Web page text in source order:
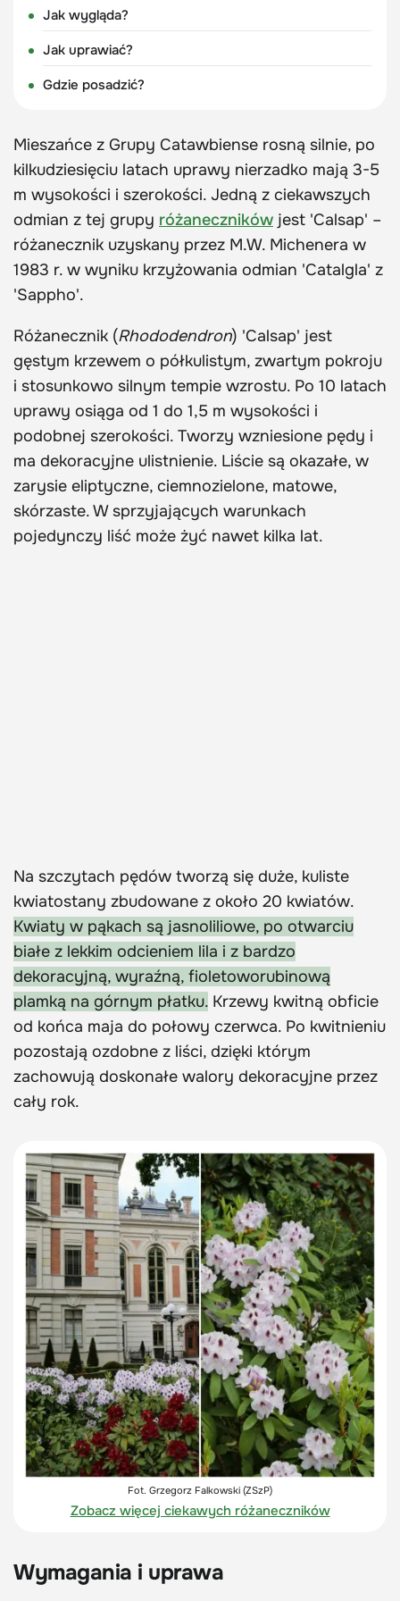
Jak wygląda?
Jak uprawiać?
Gdzie posadzić?
Mieszańce z Grupy Catawbiense rosną silnie, po
kilkudziesięciu latach uprawy nierzadko mają 3-5
m wysokości i szerokości. Jedną z ciekawszych
odmian z tej grupy różaneczników jest 'Calsap' –
różanecznik uzyskany przez M.W. Michenera w
1983 r. w wyniku krzyżowania odmian 'Catalgla' z
'Sappho'.
Różanecznik (Rhododendron) 'Calsap' jest
gęstym krzewem o półkulistym, zwartym pokroju
i stosunkowo silnym tempie wzrostu. Po 10 latach
uprawy osiąga od 1 do 1,5 m wysokości i
podobnej szerokości. Tworzy wzniesione pędy i
ma dekoracyjne ulistnienie. Liście są okazałe, w
zarysie eliptyczne, ciemnozielone, matowe,
skórzaste. W sprzyjających warunkach
pojedynczy liść może żyć nawet kilka lat.
Na szczytach pędów tworzą się duże, kuliste
kwiatostany zbudowane z około 20 kwiatów.
Kwiaty w pąkach są jasnoliliowe, po otwarciu
białe z lekkim odcieniem lila i z bardzo
dekoracyjną, wyraźną, fioletoworubinową
plamką na górnym płatku. Krzewy kwitną obficie
od końca maja do połowy czerwca. Po kwitnieniu
pozostają ozdobne z liści, dzięki którym
zachowują doskonałe walory dekoracyjne przez
cały rok.
Fot. Grzegorz Falkowski (ZSzP)
Zobacz więcej ciekawych różaneczników
Wymagania i uprawa